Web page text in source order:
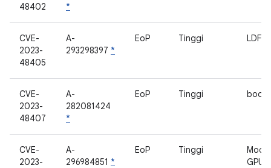
48402 *
CVE-
2023-
48405
A-
293298397 *
EoP Tinggi LDFW
CVE-
2023-
48407
A-
282081424
*
EoP Tinggi
CVE-
2023-
A-
296984851 *
EoP Tinggi
GPU